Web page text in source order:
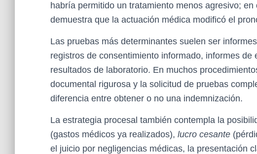
habría permitido un tratamiento menos agresivo;
demuestra que la actuación médica modificó el
Las pruebas más determinantes suelen ser
registros de consentimiento informado, informes
resultados de laboratorio. En muchos
documental rigurosa y la solicitud de pruebas
diferencia entre obtener o no una indemnización.
La estrategia procesal también contempla la
(gastos médicos ya realizados), lucro cesante
el juicio por negligencias médicas, la presentación